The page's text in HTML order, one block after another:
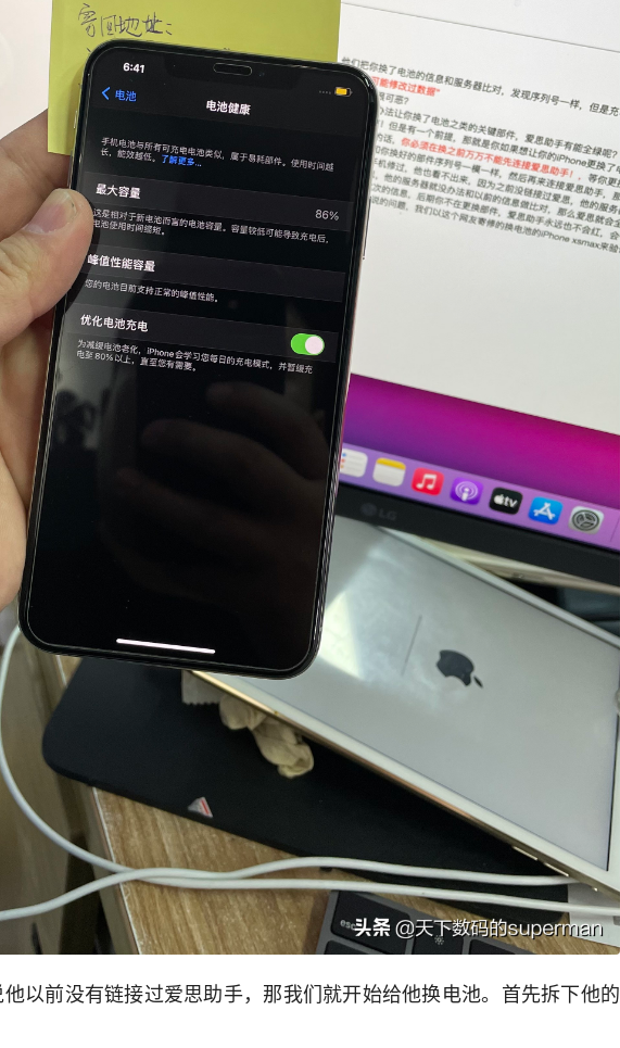
以前没有链接过爱思助手，那我们就开始给他换电池。首先拆下他的